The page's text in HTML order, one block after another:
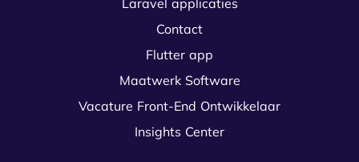
Contact
Flutter app
Maatwerk Software
Vacature Front-End Ontwikkelaar
Insights Center